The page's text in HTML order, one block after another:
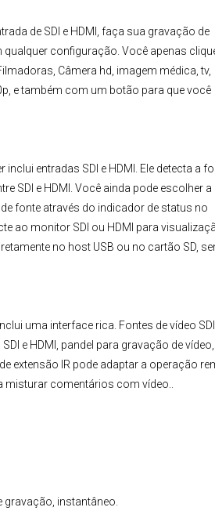
de SDI e HDMI, faça sua gravação de
configuração. Você apenas
Câmera hd, imagem médica, tv,
e também com um botão para que você
inclui entradas SDI e HDMI. Ele detecta a
SDI e HDMI. Você ainda pode escolher a
fonte através do indicador de status no
ao monitor SDI ou HDMI para
no host USB ou no cartão SD,
uma interface rica. Fontes de vídeo
e HDMI, pandel para gravação de vídeo,
extensão IR pode adaptar a operação
comentários com vídeo..
gravação, instantâneo.